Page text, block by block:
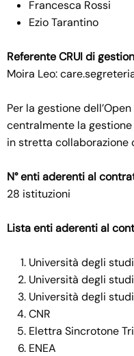
Francesca Rossi
Ezio Tarantino
Referente CRUI di
Moira Leo:
Per la gestione
centralmente la
in stretta collaborazione
N° enti aderenti al
28 istituzioni
Lista enti aderenti al
Università degli
Università degli
Università degli
CNR
Elettra Sincrotone
ENEA